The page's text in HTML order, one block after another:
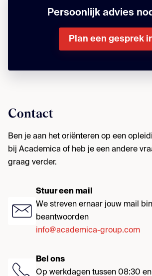
Persoonlijk advies
Plan een gesprek
Contact
Ben je aan het oriënteren op een
bij Academica of heb je een andere
graag verder.
Stuur een mail
We streven ernaar jouw mail
beantwoorden
info@academica-group.com
Bel ons
Op werkdagen tussen 08:30 en